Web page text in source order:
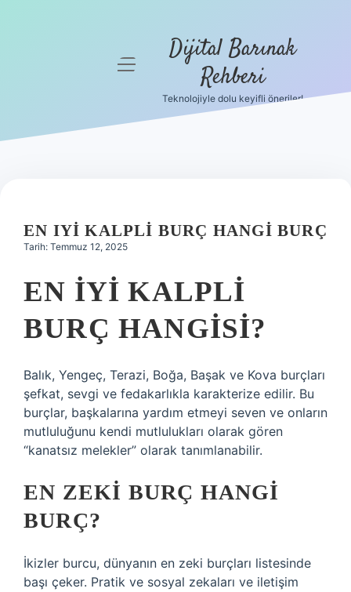
Hakkımızda
menüyü
Dijital Barınak
Rehberi
Teknolojiyle dolu keyifli öneriler!
EN IYI KALPLI BURÇ HANGI BURÇ
Tarih: Temmuz 12, 2025
EN IYI KALPLI
BURÇ HANGISI?
Balık, Yengeç, Terazi, Boğa, Başak ve Kova burçları
şefkat, sevgi ve fedakarlıkla karakterize edilir. Bu
burçlar, başkalarına yardım etmeyi seven ve onların
mutluluğunu kendi mutlulukları olarak gören
“kanatsız melekler” olarak tanımlanabilir.
EN ZEKI BURÇ HANGI
BURÇ?
İkizler burcu, dünyanın en zeki burçları listesinde
başı çeker. Pratik ve sosyal zekaları ve iletişim